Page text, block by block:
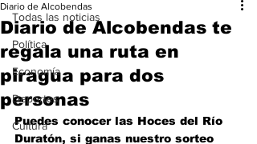
Todas las noticias
Política
Economía
Deportes
Cultura
Diario de Alcobendas te
regala una ruta en
piragua para dos
personas
Diario de Alcobendas
Puedes conocer las Hoces del Río
Duratón, si ganas nuestro sorteo